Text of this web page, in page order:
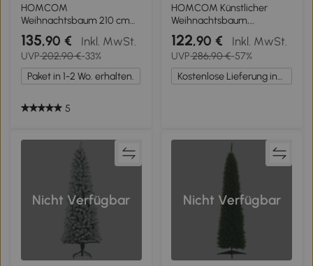
HOMCOM
Weihnachtsbaum 210 cm
aus grünem Kunststoff mit
Metallständer und 2445
brandsicheren Zweigen
135,90 € Inkl. MwSt.
UVP202,90 €-33%
Paket in 1-2 Wo. erhalten.
5
HOMCOM Künstlicher
Weihnachtsbaum,
realistisches Aussehen,
klappbare Zweige,
Holzsockel
122,90 € Inkl. MwSt.
UVP286,90 €-57%
Kostenlose Lieferung innerhalb Deutschlands
Nicht Verfügbar Nicht Verfügbar